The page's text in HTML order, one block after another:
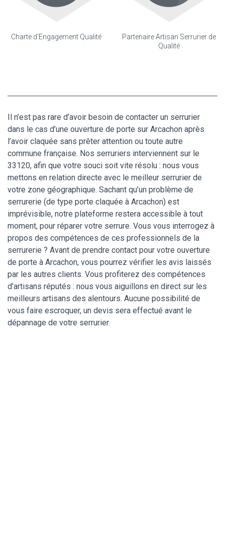
Charte d'Engagement Qualité
Partenaire Artisan Serrurier de
Qualité
Il n’est pas rare d’avoir besoin de contacter un serrurier
dans le cas d’une ouverture de porte sur Arcachon après
l’avoir claquée sans prêter attention ou toute autre
commune française. Nos serruriers interviennent sur le
33120, afin que votre souci soit vite résolu : nous vous
mettons en relation directe avec le meilleur serrurier de
votre zone géographique. Sachant qu’un problème de
serrurerie (de type porte claquée à Arcachon) est
imprévisible, notre plateforme restera accessible à tout
moment, pour réparer votre serrure. Vous vous interrogez à
propos des compétences de ces professionnels de la
serrurerie ? Avant de prendre contact pour votre ouverture
de porte à Arcachon, vous pourrez vérifier les avis laissés
par les autres clients. Vous profiterez des compétences
d’artisans réputés : nous vous aiguillons en direct sur les
meilleurs artisans des alentours. Aucune possibilité de
vous faire escroquer, un devis sera effectué avant le
dépannage de votre serrurier.